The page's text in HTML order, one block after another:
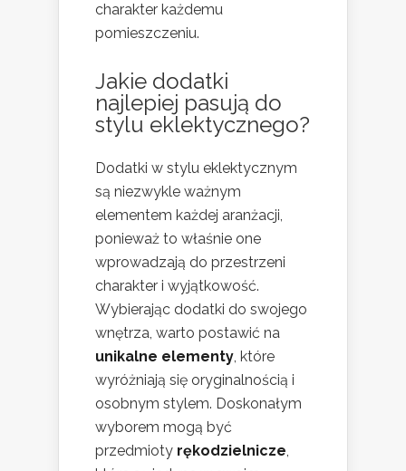
charakter każdemu
pomieszczeniu.
Jakie dodatki
najlepiej pasują do
stylu eklektycznego?
Dodatki w stylu eklektycznym
są niezwykle ważnym
elementem każdej aranżacji,
ponieważ to właśnie one
wprowadzają do przestrzeni
charakter i wyjątkowość.
Wybierając dodatki do swojego
wnętrza, warto postawić na
unikalne elementy, które
wyróżniają się oryginalnością i
osobnym stylem. Doskonałym
wyborem mogą być
przedmioty rękodzielnicze,